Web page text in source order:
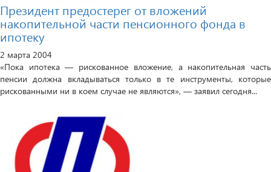
Президент предостерег от вложений
накопительной части пенсионного фонда в
ипотеку
2 марта 2004
«Пока ипотека — рискованное вложение, а накопительная часть
пенсии должна вкладываться только в те инструменты, которые
рискованными ни в коем случае не являются», — заявил сегодня...